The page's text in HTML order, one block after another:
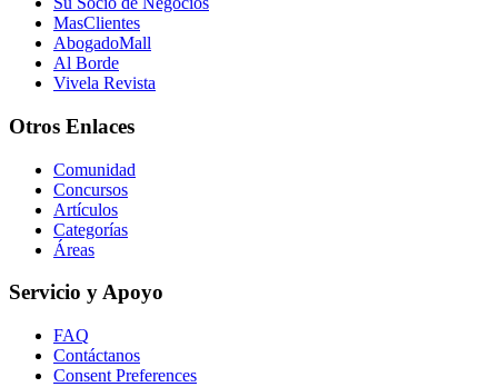
MasClientes
AbogadoMall
Al Borde
Vivela Revista
Otros Enlaces
Comunidad
Concursos
Artículos
Categorías
Áreas
Servicio y Apoyo
FAQ
Contáctanos
Consent Preferences